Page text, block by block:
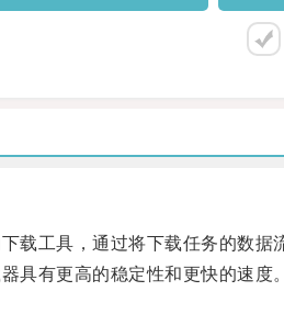
工具，通过将下载任务的数据
有更高的稳定性和更快的速度。